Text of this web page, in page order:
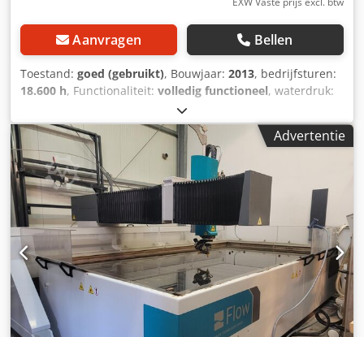
Aanvragen Bellen
Toestand: goed (gebruikt), Bouwjaar: 2013, bedrijfsturen:
18.600 h, Functionaliteit: volledig functioneel, waterdruk:
, Waterjet FLOW MACH 3 Productiejaar: 2013
Werkruimte: 3000x2000 Werkuren: 18600 Voordeel van de
DWJ-machine: automatische compensatie van de
snijloodrechtheid Beschikbaarheid: 6 maanden Locatie:
Kroatië Pariteit: EXW Belišće Dwodpfx Aswmcmtsiiea
Advertentie